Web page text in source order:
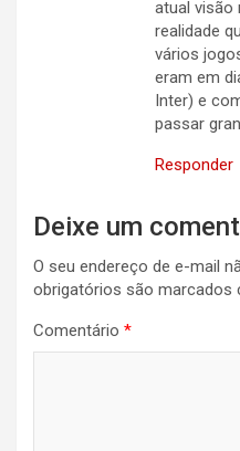
atual visão
realidade
vários
eram em
Inter) e
passar
Responder
Deixe um
O seu endereço de e-mail
obrigatórios são marcados
Comentário *